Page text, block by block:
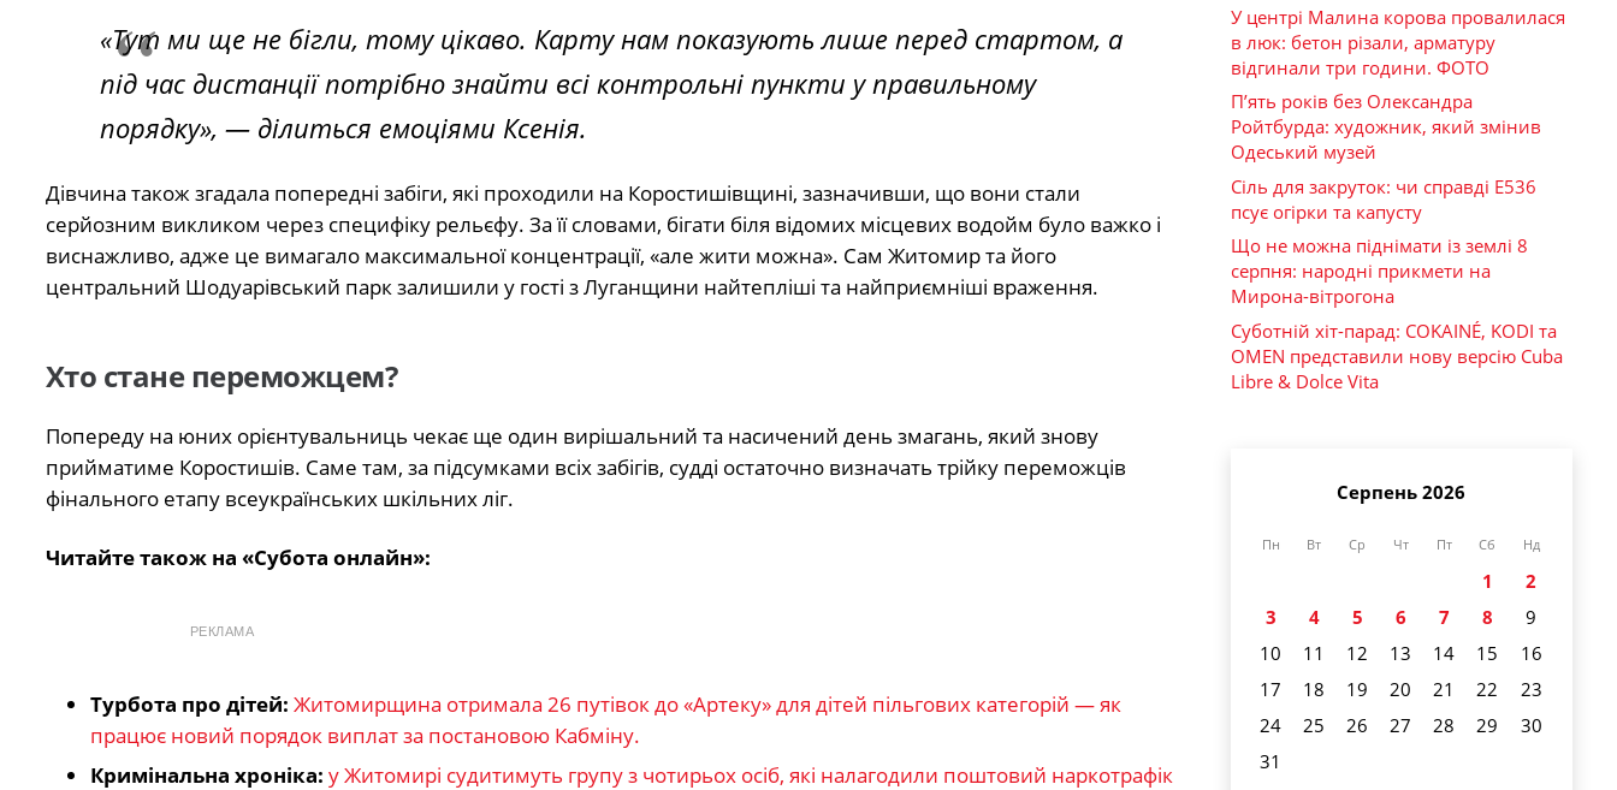
«Тут ми ще не бігли, тому цікаво. Карту нам показують лише перед стартом, а
під час дистанції потрібно знайти всі контрольні пункти у правильному
порядку», — ділиться емоціями Ксенія.
Дівчина також згадала попередні забіги, які проходили на Коростишівщині, зазначивши, що вони стали
серйозним викликом через специфіку рельєфу. За її словами, бігати біля відомих місцевих водойм було важко і
виснажливо, адже це вимагало максимальної концентрації, «але жити можна». Сам Житомир та його
центральний Шодуарівський парк залишили у гості з Луганщини найтепліші та найприємніші враження.
Хто стане переможцем?
Попереду на юних орієнтувальниць чекає ще один вирішальний та насичений день змагань, який знову
прийматиме Коростишів. Саме там, за підсумками всіх забігів, судді остаточно визначать трійку переможців
фінального етапу всеукраїнських шкільних ліг.
Читайте також на «Субота онлайн»:
РЕКЛАМА
Турбота про дітей: Житомирщина отримала 26 путівок до «Артеку» для дітей пільгових категорій — як
працює новий порядок виплат за постановою Кабміну.
Кримінальна хроніка: у Житомирі судитимуть групу з чотирьох осіб, які налагодили поштовий наркотрафік
У центрі Малина корова провалилася
в люк: бетон різали, арматуру
відгинали три години. ФОТО
П’ять років без Олександра
Ройтбурда: художник, який змінив
Одеський музей
Сіль для закруток: чи справді Е536
псує огірки та капусту
Що не можна піднімати із землі 8
серпня: народні прикмети на
Мирона-вітрогона
Суботній хіт-парад: COKAINÉ, KODI та
OMEN представили нову версію Cuba
Libre & Dolce Vita
Серпень 2026
Пн Вт Ср Чт Пт Сб Нд
1
2
3
4 5 6 7 8
9
10
11 12 13 14 15
16
17
18 19 20 21 22
23
24
25 26 27 28 29
30
31